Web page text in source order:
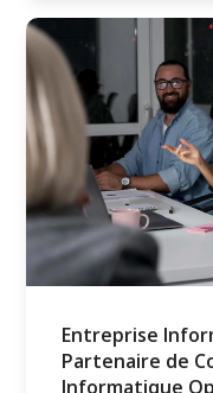
Entreprise
Partenaire de
Informatique